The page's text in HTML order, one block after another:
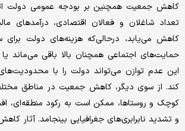
کاهش جمعیت همچنین بر بودجه عمومی دولت
تعداد شاغلان و فعالان اقتصادی، درآمدهای
کاهش می‌یابد، درحالی‌که هزینه‌های دولت برای
حمایت‌های اجتماعی همچنان بالا باقی می‌ماند
این عدم توازن می‌تواند دولت را با
کند. از سوی دیگر، کاهش جمعیت در مناطق
کوچک و روستاها، ممکن است به رکود منطقه‌ای،
و تشدید نابرابری‌های جغرافیایی بینجامد. آثار